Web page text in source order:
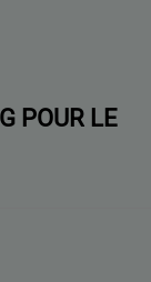
POUR LE